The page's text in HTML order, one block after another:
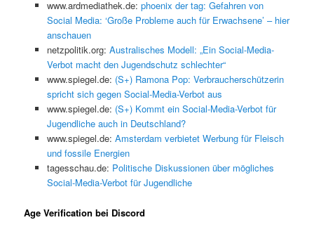
www.ardmediathek.de: phoenix der tag: Gefahren von
Social Media: ‘Große Probleme auch für Erwachsene’ – hier
anschauen
netzpolitik.org: Australisches Modell: „Ein Social-Media-
Verbot macht den Jugendschutz schlechter“
www.spiegel.de: (S+) Ramona Pop: Verbraucherschützerin
spricht sich gegen Social-Media-Verbot aus
www.spiegel.de: (S+) Kommt ein Social-Media-Verbot für
Jugendliche auch in Deutschland?
www.spiegel.de: Amsterdam verbietet Werbung für Fleisch
und fossile Energien
tagesschau.de: Politische Diskussionen über mögliches
Social-Media-Verbot für Jugendliche
Age Verification bei Discord